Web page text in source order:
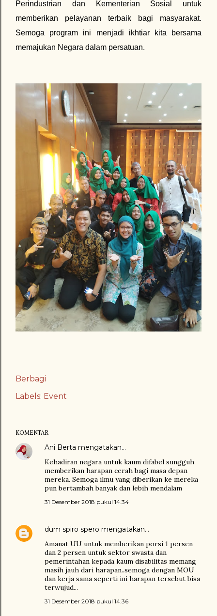
Perindustrian dan Kementerian Sosial untuk
memberikan pelayanan terbaik bagi masyarakat.
Semoga program ini menjadi ikhtiar kita bersama
memajukan Negara dalam persatuan.
Berbagi
Labels: Event
KOMENTAR
Ani Berta mengatakan…
Kehadiran negara untuk kaum difabel sungguh
memberikan harapan cerah bagi masa depan
mereka. Semoga ilmu yang diberikan ke mereka
pun bertambah banyak dan lebih mendalam
31 Desember 2018 pukul 14.34
dum spiro spero mengatakan…
Amanat UU untuk memberikan porsi 1 persen
dan 2 persen untuk sektor swasta dan
pemerintahan kepada kaum disabilitas memang
masih jauh dari harapan..semoga dengan MOU
dan kerja sama seperti ini harapan tersebut bisa
terwujud...
31 Desember 2018 pukul 14.36